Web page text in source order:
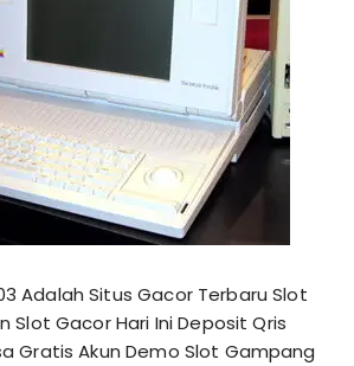
Adalah Situs Gacor Terbaru Slot
Slot Gacor Hari Ini Deposit Qris
Gratis Akun Demo Slot Gampang